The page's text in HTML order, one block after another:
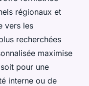
régionaux et
vers les
recherchées
maximise
pour une
interne ou de